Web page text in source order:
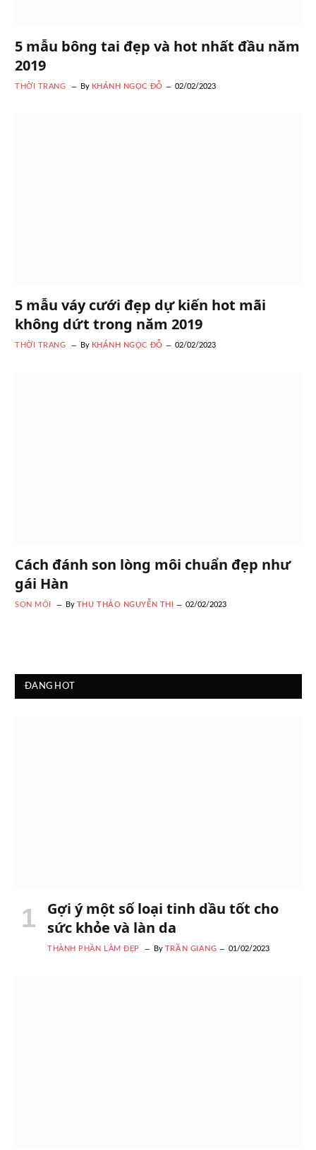
5 mẫu bông tai đẹp và hot nhất đầu năm
2019
THỜI TRANG By KHÁNH NGỌC ĐỖ 02/02/2023
5 mẫu váy cưới đẹp dự kiến hot mãi
không dứt trong năm 2019
THỜI TRANG By KHÁNH NGỌC ĐỖ 02/02/2023
Cách đánh son lòng môi chuẩn đẹp như
gái Hàn
SON MÔI By THU THẢO NGUYỄN THỊ 02/02/2023
ĐANG HOT
Gợi ý một số loại tinh dầu tốt cho
sức khỏe và làn da
THÀNH PHẦN LÀM ĐẸP By TRẦN GIANG 01/02/2023